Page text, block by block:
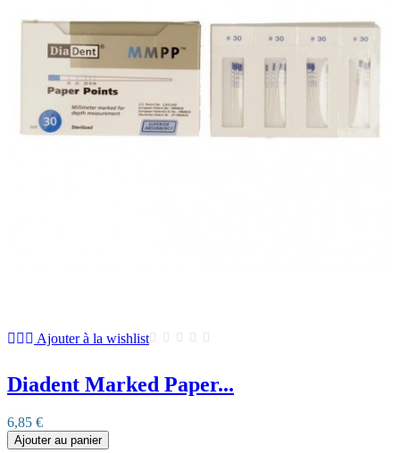
Ajouter à la wishlist
Diadent Marked Paper...
6,85 €
Ajouter au panier